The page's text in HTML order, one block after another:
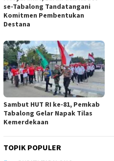
se-Tabalong Tandatangani
Komitmen Pembentukan
Destana
Sambut HUT RI ke-81, Pemkab
Tabalong Gelar Napak Tilas
Kemerdekaan
TOPIK POPULER